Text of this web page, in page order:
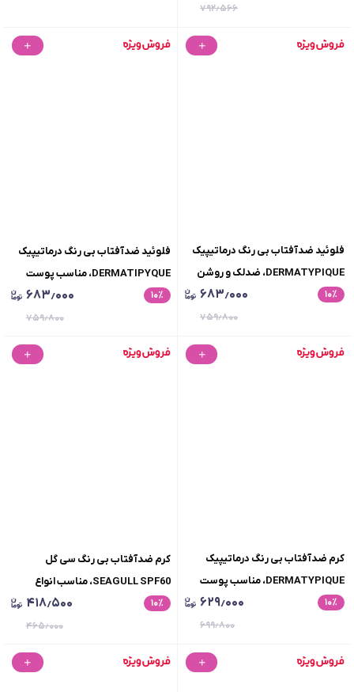
۷۹۲٫۵۶۶
انواع پوست و مقاوم در برابر تعریق،
فلوئید ضدآفتاب بی رنگ درماتیپیک
DERMATYPIQUE، ضدلک و روشن
کننده، فاقد چربی، +SPF50،
۱۰٪ ۶۸۳٫۰۰۰
۷۵۹٫۸۰۰
فلوئید ضدآفتاب بی رنگ درماتیپیک
DERMATIPYQUE، مناسب پوست
قرمز و حساس، فاقد چربی، +SPF50،
۱۰٪ ۶۸۳٫۰۰۰
۷۵۹٫۸۰۰
کرم ضدآفتاب بی رنگ درماتیپیک
DERMATYPIQUE، مناسب پوست
خشک، +SPF50، فتوتیپیک، حجم 50
۱۰٪ ۶۲۹٫۰۰۰
۶۹۹٫۸۰۰
کرم ضدآفتاب بی رنگ سی گل
SEAGULL SPF60، مناسب انواع
پوست و پوست چرب، حجم 50 میلی
۱۰٪ ۴۱۸٫۵۰۰
۴۶۵٫۰۰۰